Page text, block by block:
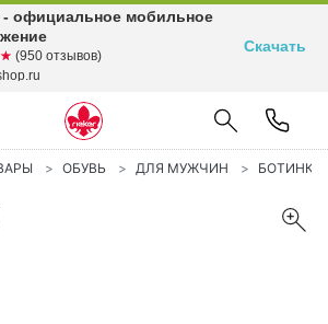
ОБУВЬ ДЛЯ МУЖЧИН БОТИНКИ
- официальное мобильное
(950 отзывов)
Скачать